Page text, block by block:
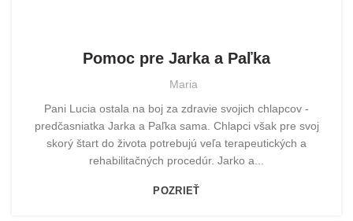
Pomoc pre Jarka a Paľka
Maria
Pani Lucia ostala na boj za zdravie svojich chlapcov -
predčasniatka Jarka a Paľka sama. Chlapci však pre svoj
skorý štart do života potrebujú veľa terapeutických a
rehabilitačných procedúr. Jarko a...
POZRIEŤ